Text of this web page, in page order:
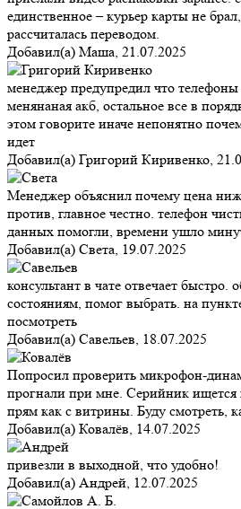
единственное – курьер карты не
рассчиталась переводом.
Добавил(а) Маша, 21.07.2025
менеджер предупредил что
менянаная акб, остальное все в
этом говорите иначе непонятно
идет
Добавил(а) Григорий Киривенко,
Менеджер объяснил почему цена
против, главное честно. телефон
данных помогли, времени ушло
Добавил(а) Света, 19.07.2025
консультант в чате отвечает быстро.
состояниям, помог выбрать. на
посмотреть
Добавил(а) Савельев, 18.07.2025
Попросил проверить микрофон-
прогнали при мне. Серийник ищется
прям как с витрины. Буду смотреть,
Добавил(а) Ковалёв, 14.07.2025
привезли в выходной, что удобно!
Добавил(а) Андрей, 12.07.2025